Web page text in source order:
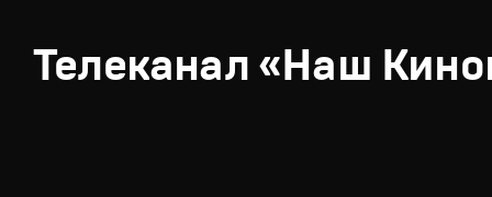
Телеканал «Наш